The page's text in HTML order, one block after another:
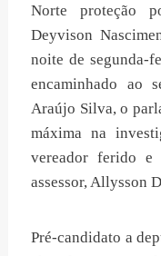
Norte proteção
Deyvison
noite de segunda-
encaminhado ao
Araújo Silva, o
máxima na
vereador ferido e
assessor, Allysson
Pré-candidato a